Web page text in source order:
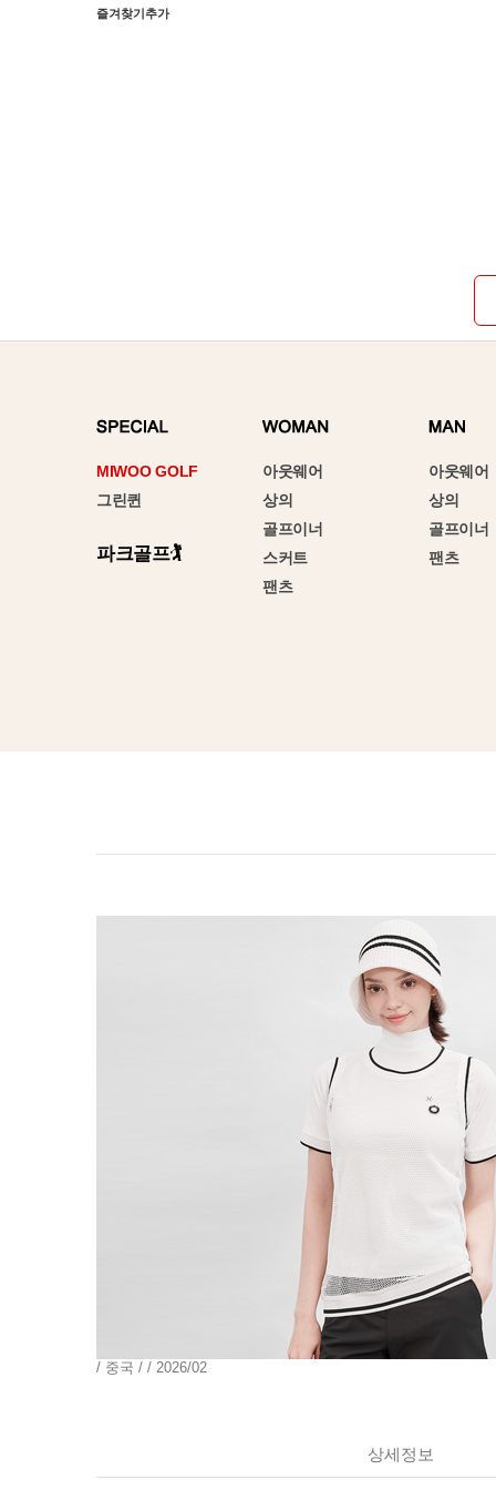
즐겨찾기추가
MIWOO GOLF
그린퀸
파크골프🏌️
아웃웨어
상의
골프이너
스커트
팬츠
아웃웨어
상의
골프이너
팬츠
/ 중국 / / 2026/02
상세정보